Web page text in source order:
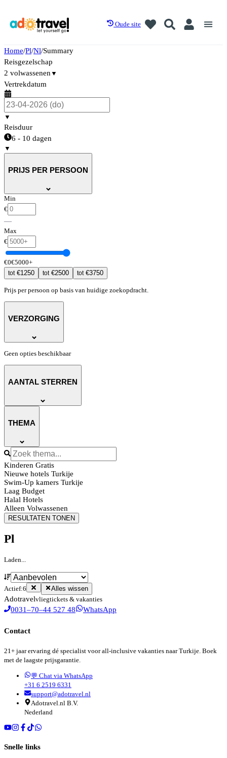
Oude site
Home/Pl/Nl/Summary
Reisgezelschap
2 volwassenen ▼
Vertrekdatum
▼
Reisduur
6 - 10 dagen
▼
PRIJS PER PERSOON
Min
€
—
Max
€
€0€5000+
tot€1250 tot€2500 tot€3750
Prijs per persoon op basis van huidige zoekopdracht.
VERZORGING
Geen opties beschikbaar
AANTAL STERREN
THEMA
Kinderen Gratis
Nieuwe hotels Turkije
Swim-Up kamers Turkije
Laag Budget
Halal Hotels
Alleen Volwassenen
RESULTATEN TONEN
Pl
Laden...
Actief:6 Alles wissen
Adotravelvliegtickets & vakanties
0031–70–44 527 48 WhatsApp
Contact
21+ jaar ervaring dé specialist voor all-inclusive vakanties naar Turkije. Boek
met de laagste prijsgarantie.
💬 Chat via WhatsApp
+31 6 2519 6331
support@adotravel.nl
Adotravel.nl B.V.
Nederland
Snelle links